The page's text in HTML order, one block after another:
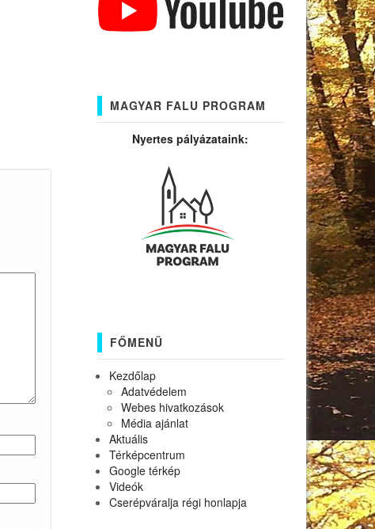
MAGYAR FALU PROGRAM
Nyertes pályázataink:
FŐMENÜ
Kezdőlap
Adatvédelem
Webes hivatkozások
Média ajánlat
Aktuális
Térképcentrum
Google térkép
Videók
Cserépváralja régi honlapja